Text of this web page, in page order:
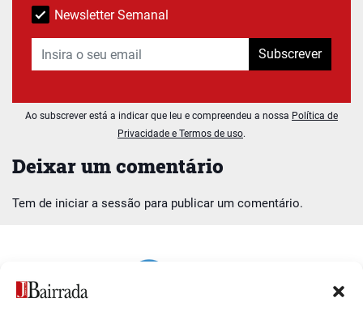
Deixar um comentário
Tem de iniciar a sessão para publicar um comentário.
Newsletter Semanal
Subscrever
Ao subscrever está a indicar que leu e compreendeu a nossa Política de
Privacidade e Termos de uso.